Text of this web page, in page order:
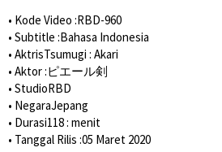
• Kode Video :RBD-960
• Subtitle :Bahasa Indonesia
• AktrisTsumugi : Akari
• Aktor :ピエール剣
• StudioRBD
• NegaraJepang
• Durasi118 : menit
• Tanggal Rilis :05 Maret 2020